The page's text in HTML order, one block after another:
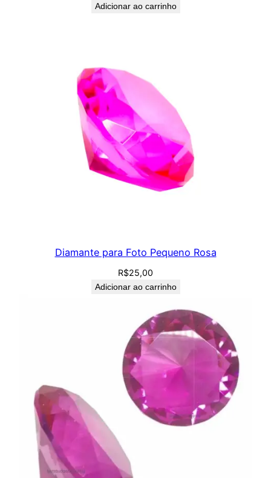
Adicionar ao carrinho
Diamante para Foto Pequeno Rosa
R$25,00
Adicionar ao carrinho